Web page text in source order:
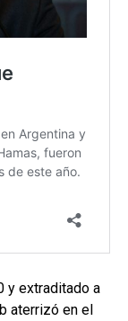
y extraditado a
aterrizó en el